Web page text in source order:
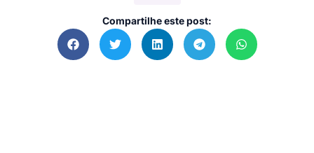
Compartilhe este post: